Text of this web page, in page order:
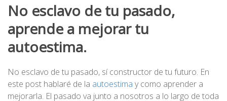
No esclavo de tu pasado,
aprende a mejorar tu
autoestima.
No esclavo de tu pasado, sí constructor de tu futuro. En
este post hablaré de la autoestima y como aprender a
mejorarla. El pasado va junto a nosotros a lo largo de toda